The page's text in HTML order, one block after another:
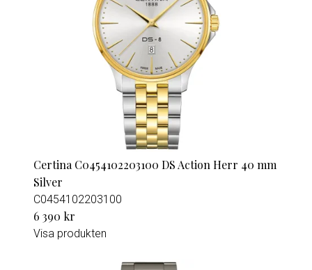
Certina C0454102203100 DS Action Herr 40 mm
Silver
C0454102203100
6 390 kr
Visa produkten